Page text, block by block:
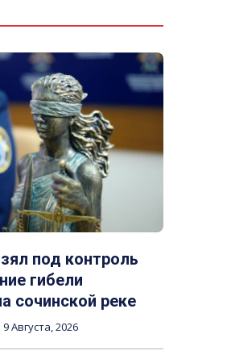
под контроль
гибели
сочинской реке
9 Августа, 2026